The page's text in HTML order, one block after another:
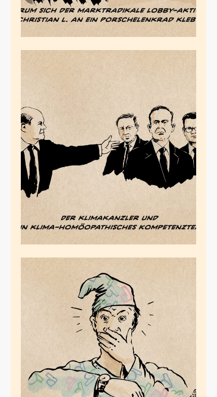
April 22, 2023
Zeitgemäße
Atomlobby
April 14, 2023